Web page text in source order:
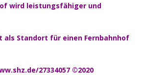
wird leistungsfähiger und
als Standort für einen Fernbahnhof
27334057 ©2020